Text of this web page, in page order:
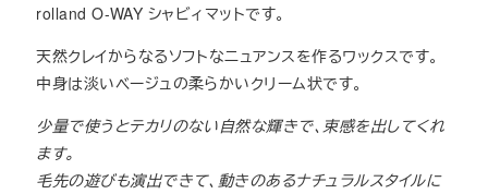
rolland O-WAY シャビィマットです。
天然クレイからなるソフトなニュアンスを作るワックスです。
中身は淡いベージュの柔らかいクリーム状です。
少量で使うとテカリのない自然な輝きで、束感を出してくれ
ます。
毛先の遊びも演出できて、動きのあるナチュラルスタイルに